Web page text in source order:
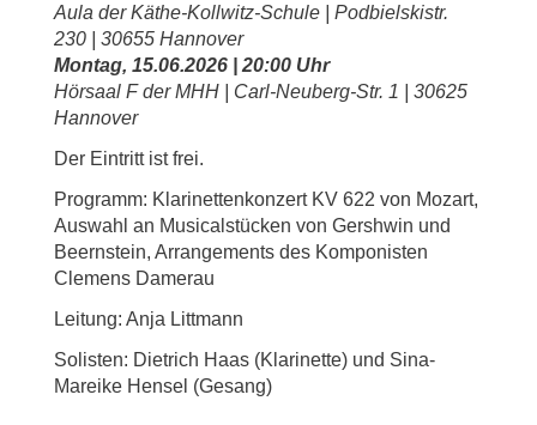
Aula der Käthe-Kollwitz-Schule | Podbielskistr.
230 | 30655 Hannover
Montag, 15.06.2026 | 20:00 Uhr
Hörsaal F der MHH | Carl-Neuberg-Str. 1 | 30625
Hannover
Der Eintritt ist frei.
Programm: Klarinettenkonzert KV 622 von Mozart,
Auswahl an Musicalstücken von Gershwin und
Beernstein, Arrangements des Komponisten
Clemens Damerau
Leitung: Anja Littmann
Solisten: Dietrich Haas (Klarinette) und Sina-
Mareike Hensel (Gesang)